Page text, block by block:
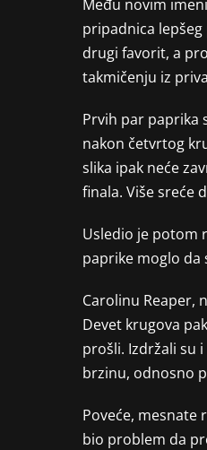
Među novim
pripadnica lepšeg
drugi favorit, a
takmičenju iz
Prvih par paprika
nakon četvrtog
slika ipak neće
finala. Više sreće
Usledio je potom
paprike moglo da
Carolinu Reaper,
Devet krugova
prošli. Izdržali su
brzinu, odnosno
Poveće, mesnate
bio problem da